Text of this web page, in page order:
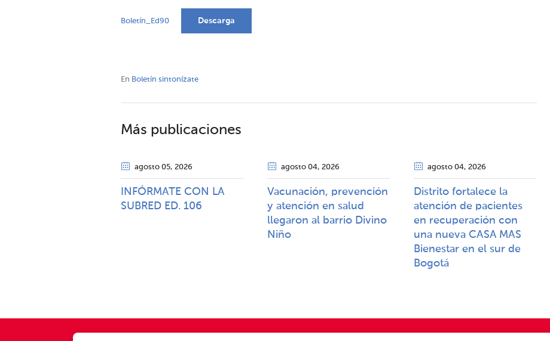
Boletín_Ed90 Descarga
En Boletín sintonízate
Más publicaciones
agosto 05, 2026
INFÓRMATE CON LA
SUBRED ED. 106
agosto 04, 2026
Vacunación, prevención
y atención en salud
llegaron al barrio Divino
Niño
agosto 04, 2026
Distrito fortalece la
atención de pacientes
en recuperación con
una nueva CASA MAS
Bienestar en el sur de
Bogotá